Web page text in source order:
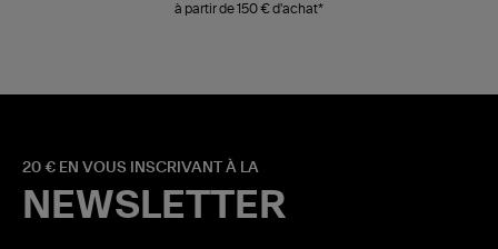
à partir de 150 € d'achat*
20 € EN VOUS INSCRIVANT À LA
NEWSLETTER